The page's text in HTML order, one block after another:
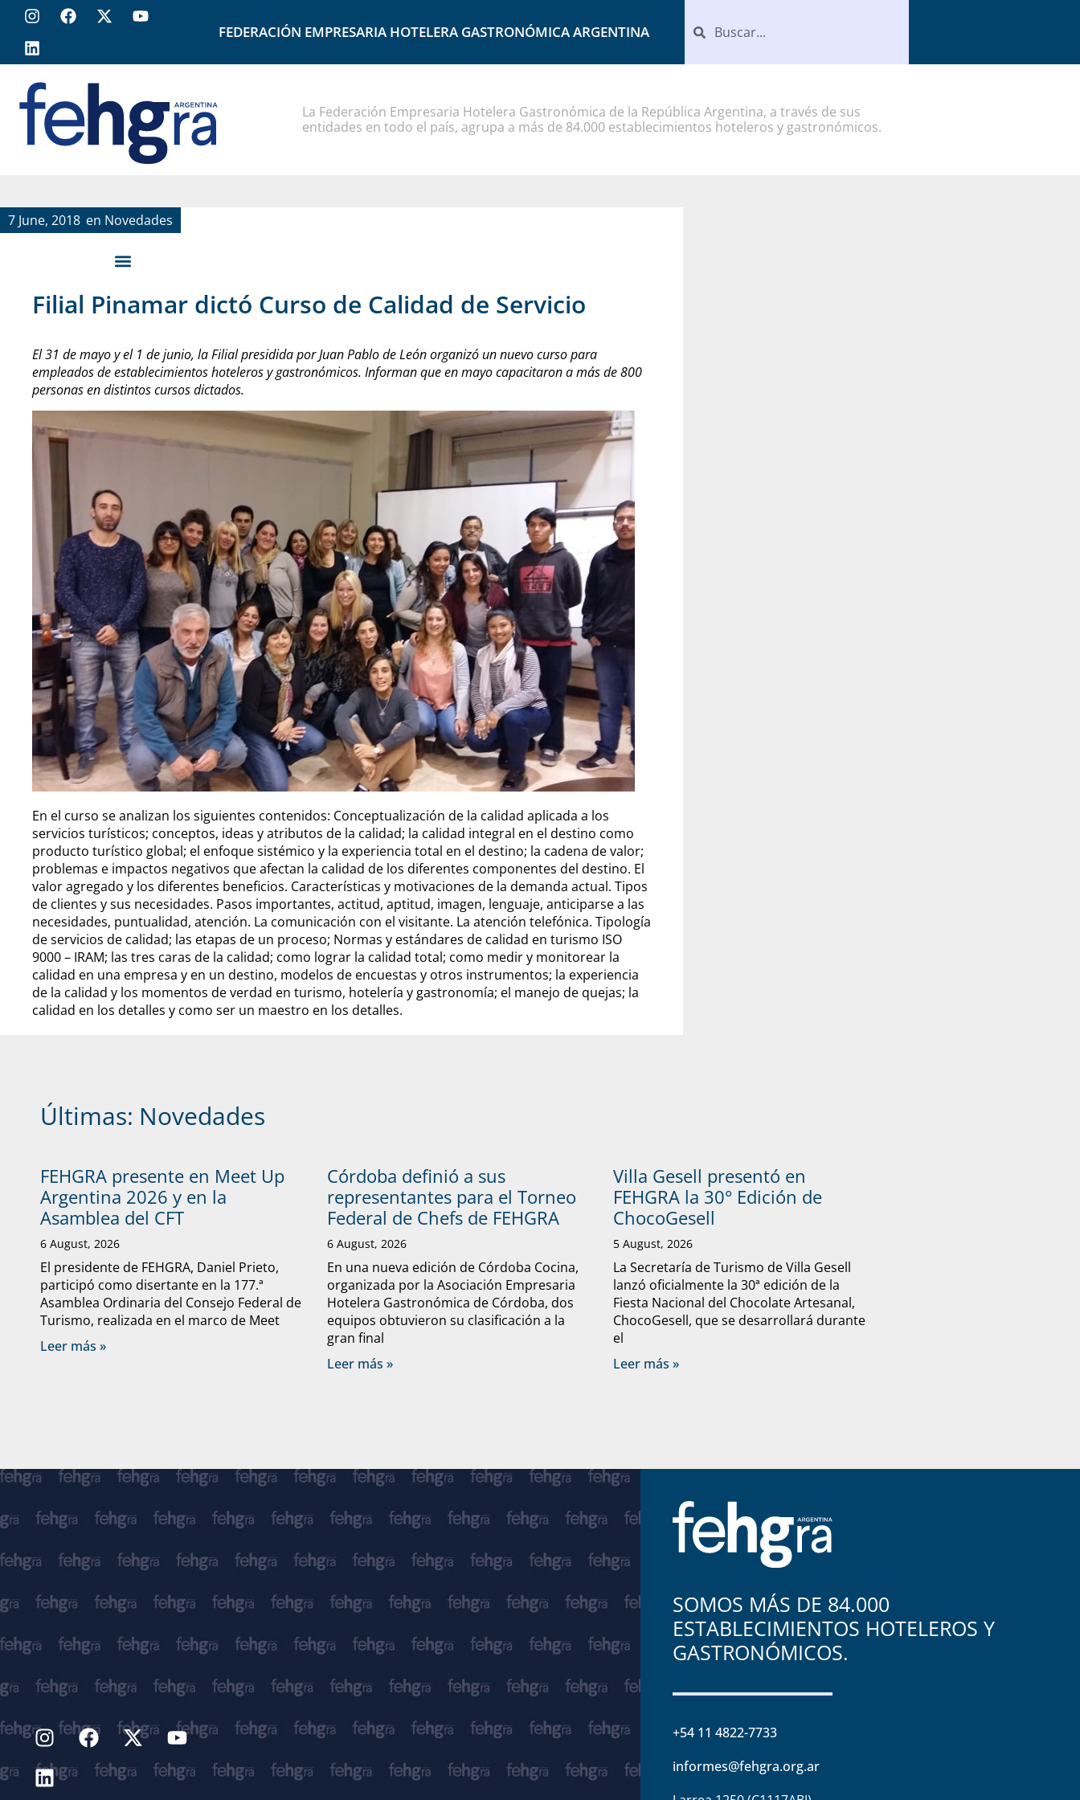
FEDERACIÓN EMPRESARIA HOTELERA GASTRONÓMICA ARGENTINA
La Federación Empresaria Hotelera Gastronómica de la República Argentina, a través de sus
entidades en todo el país, agrupa a más de 84.000 establecimientos hoteleros y gastronómicos.
7 June, 2018 en Novedades
Filial Pinamar dictó Curso de Calidad de Servicio
El 31 de mayo y el 1 de junio, la Filial presidida por Juan Pablo de León organizó un nuevo curso para
empleados de establecimientos hoteleros y gastronómicos. Informan que en mayo capacitaron a más de 800
personas en distintos cursos dictados.
En el curso se analizan los siguientes contenidos: Conceptualización de la calidad aplicada a los
servicios turísticos; conceptos, ideas y atributos de la calidad; la calidad integral en el destino como
producto turístico global; el enfoque sistémico y la experiencia total en el destino; la cadena de valor;
problemas e impactos negativos que afectan la calidad de los diferentes componentes del destino. El
valor agregado y los diferentes beneficios. Características y motivaciones de la demanda actual. Tipos
de clientes y sus necesidades. Pasos importantes, actitud, aptitud, imagen, lenguaje, anticiparse a las
necesidades, puntualidad, atención. La comunicación con el visitante. La atención telefónica. Tipología
de servicios de calidad; las etapas de un proceso; Normas y estándares de calidad en turismo ISO
9000 – IRAM; las tres caras de la calidad; como lograr la calidad total; como medir y monitorear la
calidad en una empresa y en un destino, modelos de encuestas y otros instrumentos; la experiencia
de la calidad y los momentos de verdad en turismo, hotelería y gastronomía; el manejo de quejas; la
calidad en los detalles y como ser un maestro en los detalles.
Últimas: Novedades
FEHGRA presente en Meet Up
Argentina 2026 y en la
Asamblea del CFT
6 August, 2026
El presidente de FEHGRA, Daniel Prieto,
participó como disertante en la 177.ª
Asamblea Ordinaria del Consejo Federal de
Turismo, realizada en el marco de Meet
Leer más »
Córdoba definió a sus
representantes para el Torneo
Federal de Chefs de FEHGRA
6 August, 2026
En una nueva edición de Córdoba Cocina,
organizada por la Asociación Empresaria
Hotelera Gastronómica de Córdoba, dos
equipos obtuvieron su clasificación a la
gran final
Leer más »
Villa Gesell presentó en
FEHGRA la 30° Edición de
ChocoGesell
5 August, 2026
La Secretaría de Turismo de Villa Gesell
lanzó oficialmente la 30ª edición de la
Fiesta Nacional del Chocolate Artesanal,
ChocoGesell, que se desarrollará durante
el
Leer más »
SOMOS MÁS DE 84.000
ESTABLECIMIENTOS HOTELEROS Y
GASTRONÓMICOS.
+54 11 4822-7733
informes@fehgra.org.ar